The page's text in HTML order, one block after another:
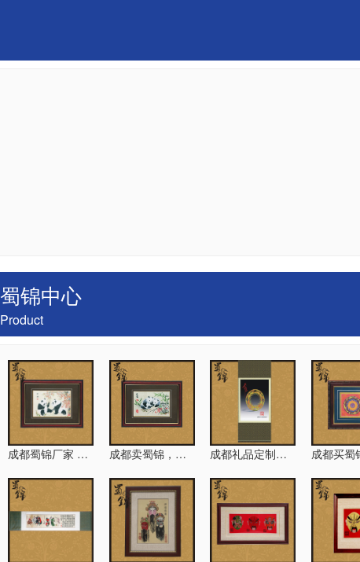
成都礼品 蜀绣长巾 蜀绣产品，蜀绣围巾
蜀锦中心
Product
成都蜀锦厂家 和谐熊猫 成都卖蜀锦，友谊熊猫 成都礼品定制，蜀锦金沙